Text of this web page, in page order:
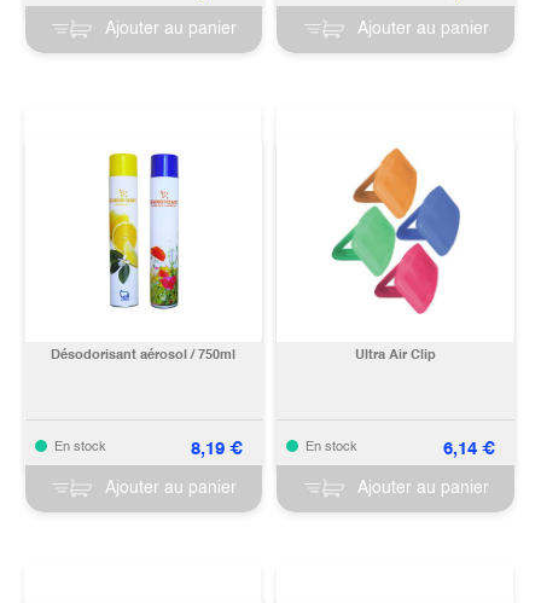
Ajouter au panier Ajouter au panier
Désodorisant aérosol / 750ml
En stock 8,19€
Ajouter au panier
Ultra Air Clip
En stock 6,14€
Ajouter au panier